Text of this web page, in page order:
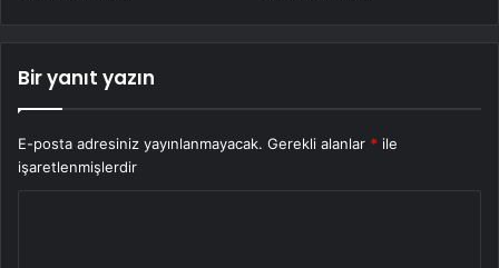
Bir yanıt yazın
E-posta adresiniz yayınlanmayacak. Gerekli alanlar * ile
işaretlenmişlerdir